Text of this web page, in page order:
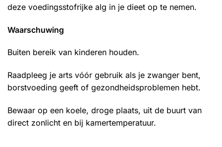
deze voedingsstofrijke alg in je dieet op te nemen.
Waarschuwing
Buiten bereik van kinderen houden.
Raadpleeg je arts vóór gebruik als je zwanger bent,
borstvoeding geeft of gezondheidsproblemen hebt.
Bewaar op een koele, droge plaats, uit de buurt van
direct zonlicht en bij kamertemperatuur.